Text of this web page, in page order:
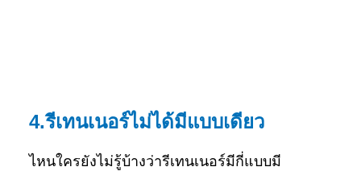
4.รีเทนเนอร์ไม่ได้มีแบบเดียว
ไหนใครยังไม่รู้บ้างว่ารีเทนเนอร์มีกี่แบบมี